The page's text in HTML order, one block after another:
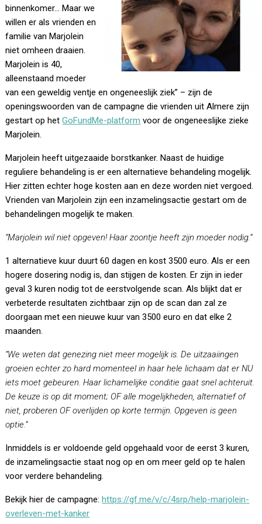
binnenkomer… Maar we
willen er als vrienden en
familie van Marjolein
niet omheen draaien.
Marjolein is 40,
alleenstaand moeder
van een geweldig ventje en ongeneeslijk ziek” – zijn de
openingswoorden van de campagne die vrienden uit Almere zijn
gestart op hetGoFundMe-platform voor de ongeneeslijke zieke
Marjolein.
Marjolein heeft uitgezaaide borstkanker. Naast de huidige
reguliere behandeling is er een alternatieve behandeling mogelijk.
Hier zitten echter hoge kosten aan en deze worden niet vergoed.
Vrienden van Marjolein zijn een inzamelingsactie gestart om de
behandelingen mogelijk te maken.
“Marjolein wil niet opgeven! Haar zoontje heeft zijn moeder nodig.”
1 alternatieve kuur duurt 60 dagen en kost 3500 euro. Als er een
hogere dosering nodig is, dan stijgen de kosten. Er zijn in ieder
geval 3 kuren nodig tot de eerstvolgende scan. Als blijkt dat er
verbeterde resultaten zichtbaar zijn op de scan dan zal ze
doorgaan met een nieuwe kuur van 3500 euro en dat elke 2
maanden.
“We weten dat genezing niet meer mogelijk is. De uitzaaiingen
groeien echter zo hard momenteel in haar hele lichaam dat er NU
iets moet gebeuren. Haar lichamelijke conditie gaat snel achteruit.
De keuze is op dit moment; OF alle mogelijkheden, alternatief of
niet, proberen OF overlijden op korte termijn. Opgeven is geen
optie.”
Inmiddels is er voldoende geld opgehaald voor de eerst 3 kuren,
de inzamelingsactie staat nog op en om meer geld op te halen
voor verdere behandeling.
Bekijk hier de campagne:https://gf.me/v/c/4srp/help-marjolein-
overleven-met-kanker